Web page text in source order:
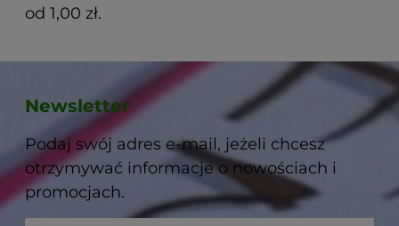
od 1,00 zł.
Newsletter
Podaj swój adres e-mail, jeżeli chcesz
otrzymywać informacje o nowościach i
promocjach.